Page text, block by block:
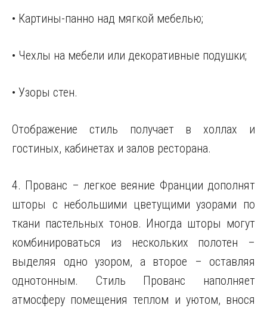
• Картины-панно над мягкой мебелью;
• Чехлы на мебели или декоративные подушки;
• Узоры стен.
Отображение стиль получает в холлах и
гостиных, кабинетах и залов ресторана.
4. Прованс – легкое веяние Франции дополнят
шторы с небольшими цветущими узорами по
ткани пастельных тонов. Иногда шторы могут
комбинироваться из нескольких полотен –
выделяя одно узором, а второе – оставляя
однотонным. Стиль Прованс наполняет
атмосферу помещения теплом и уютом, внося